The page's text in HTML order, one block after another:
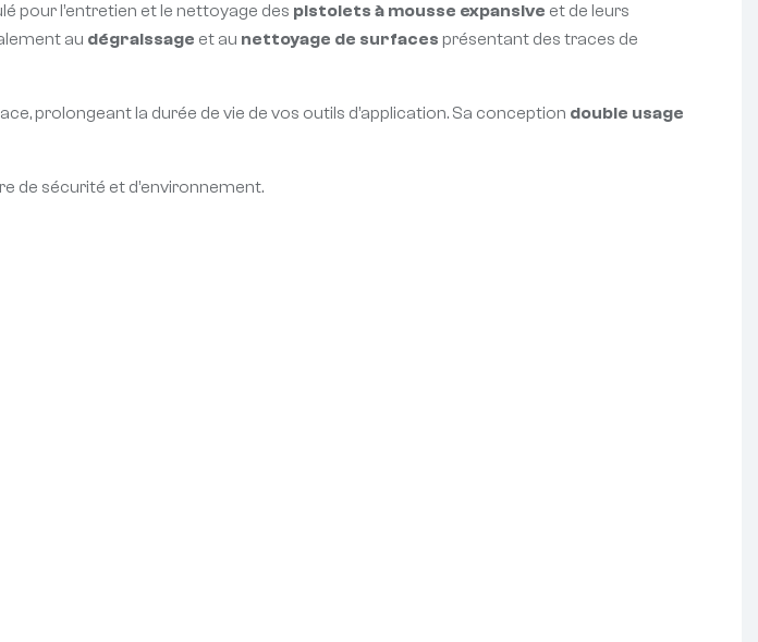
pour l’entretien et le nettoyage des pistolets à mousse expansive et de leurs
au dégraissage et au nettoyage de surfaces présentant des traces de
prolongeant la durée de vie de vos outils d’application. Sa conception double usage
de sécurité et d’environnement.